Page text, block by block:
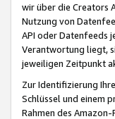
wir über die Creators
Nutzung von
API oder Datenfeeds
Verantwortung liegt,
jeweiligen Zeitpunkt
Zur Identifizierung
Schlüssel und einem
Rahmen des